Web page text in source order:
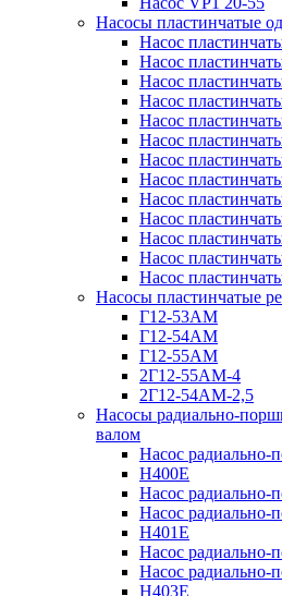
Насосы пластинчатые
Насос
Насос
Насос
Насос
Насос
Насос
Насос
Насос
Насос
Насос
Насос
Насос
Насос
Насосы пластинчатые
Г12-53АМ
Г12-54АМ
Г12-55АМ
2Г12-55АМ-4
2Г12-54АМ-2,5
Насосы радиально-
валом
Насос
Н400Е
Насос
Насос
Н401Е
Насос
Насос
Н403Е